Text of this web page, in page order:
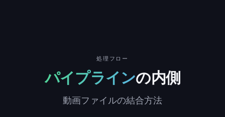
処理フロー
パイプラインの内側
動画ファイルの結合方法